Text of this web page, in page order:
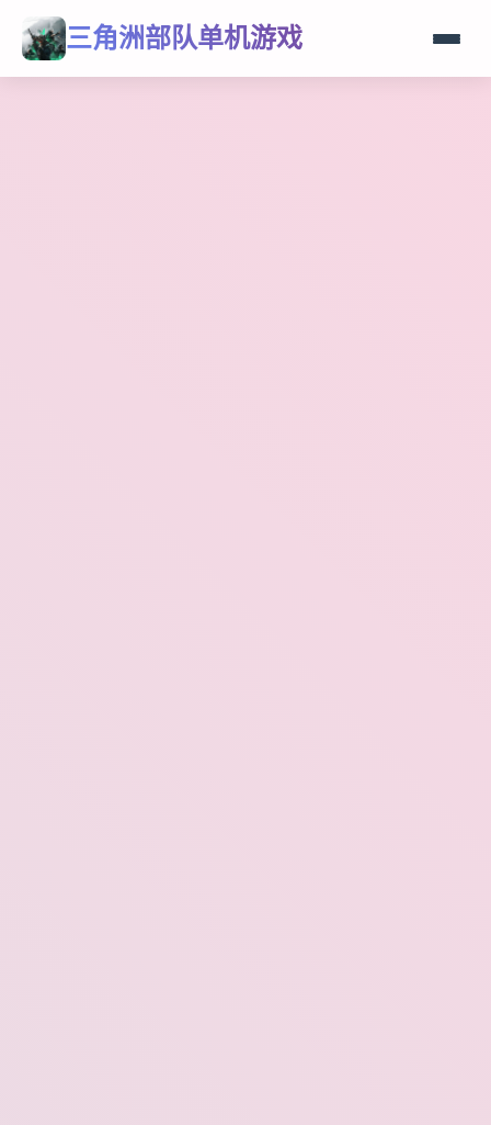
三角洲部队单机游戏